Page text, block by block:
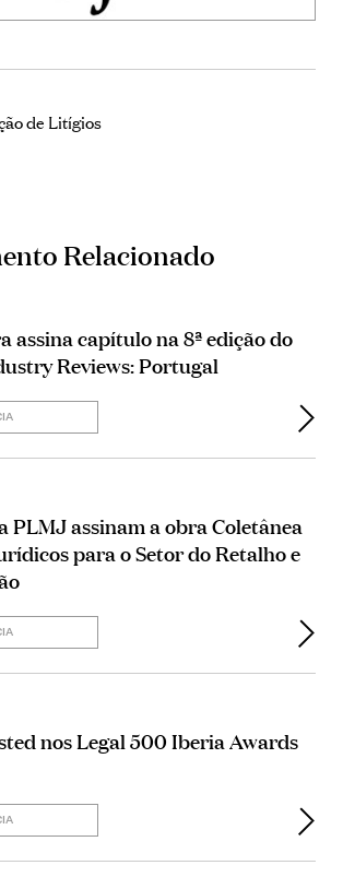
de Litígios
Relacionado
assina capítulo na 8ª edição do
Reviews: Portugal
PLMJ assinam a obra Coletânea
para o Setor do Retalho e
nos Legal 500 Iberia Awards